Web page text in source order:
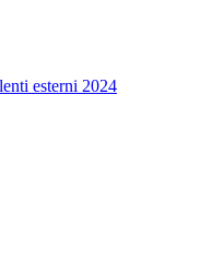
esterni 2024